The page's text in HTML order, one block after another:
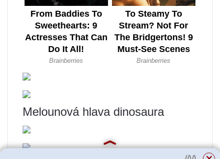
Melounová hlava dinosaura